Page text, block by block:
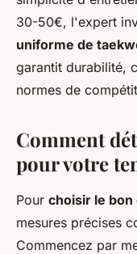
30-50€, l'expert
uniforme de
garantit durabilité,
normes de
Comment
pour votre
Pour choisir le
mesures précises
Commencez par